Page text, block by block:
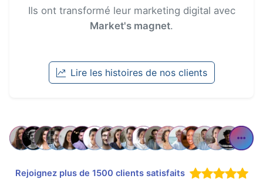
Ils ont transformé leur marketing digital avec
Market's magnet.
Lire les histoires de nos clients
Rejoignez plus de 1500 clients satisfaits